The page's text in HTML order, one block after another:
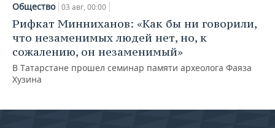
Общество 03 авг, 00:00
Рифкат Минниханов: «Как бы ни говорили,
что незаменимых людей нет, но, к
сожалению, он незаменимый»
В Татарстане прошел семинар памяти археолога Фаяза
Хузина